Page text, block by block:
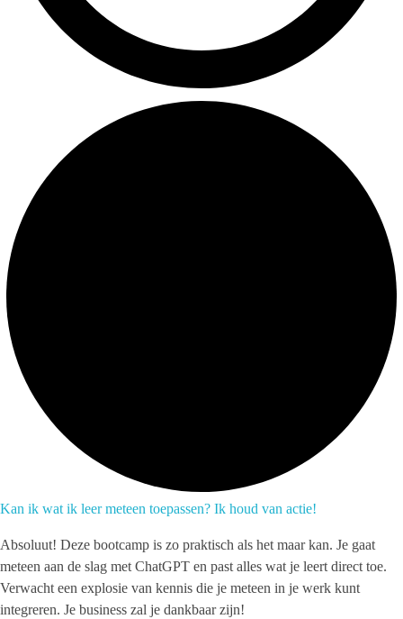
Kan ik wat ik leer meteen toepassen? Ik houd van actie!
Absoluut! Deze bootcamp is zo praktisch als het maar kan. Je gaat
meteen aan de slag met ChatGPT en past alles wat je leert direct toe.
Verwacht een explosie van kennis die je meteen in je werk kunt
integreren. Je business zal je dankbaar zijn!